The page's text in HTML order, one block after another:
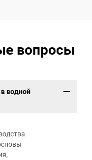
вопросы
водной